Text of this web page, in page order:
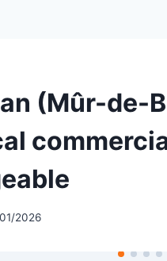
(Mûr-de-
2026